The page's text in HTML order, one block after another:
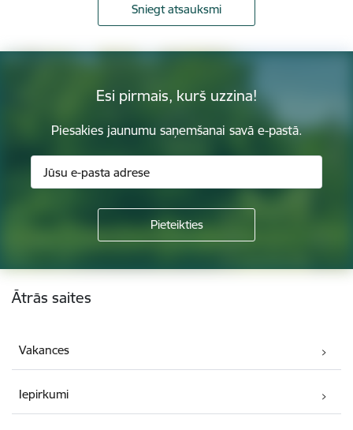
Sniegt atsauksmi
Esi pirmais, kurš uzzina!
Piesakies jaunumu saņemšanai savā e-pastā.
Kājene
Ātrās saites
Vakances
Iepirkumi